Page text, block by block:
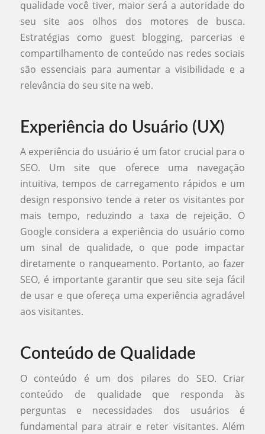
qualidade você tiver, maior será a autoridade do
seu site aos olhos dos motores de busca.
Estratégias como guest blogging, parcerias e
compartilhamento de conteúdo nas redes sociais
são essenciais para aumentar a visibilidade e a
relevância do seu site na web.
Experiência do Usuário (UX)
A experiência do usuário é um fator crucial para o
SEO. Um site que oferece uma navegação
intuitiva, tempos de carregamento rápidos e um
design responsivo tende a reter os visitantes por
mais tempo, reduzindo a taxa de rejeição. O
Google considera a experiência do usuário como
um sinal de qualidade, o que pode impactar
diretamente o ranqueamento. Portanto, ao fazer
SEO, é importante garantir que seu site seja fácil
de usar e que ofereça uma experiência agradável
aos visitantes.
Conteúdo de Qualidade
O conteúdo é um dos pilares do SEO. Criar
conteúdo de qualidade que responda às
perguntas e necessidades dos usuários é
fundamental para atrair e reter visitantes. Além